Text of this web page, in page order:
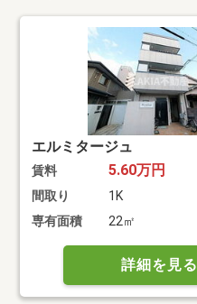
エルミタージュ
賃料 5.60万円
間取り
1K
専有面積
22㎡
詳細を見る